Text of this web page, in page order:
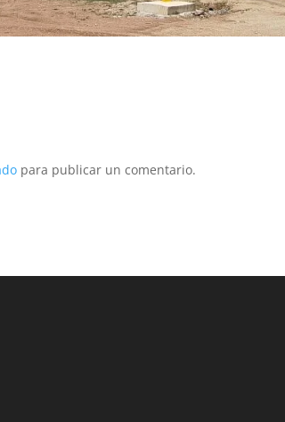
para publicar un comentario.